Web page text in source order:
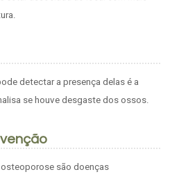
detectar a presença delas é a
se houve desgaste dos ossos.
são doenças